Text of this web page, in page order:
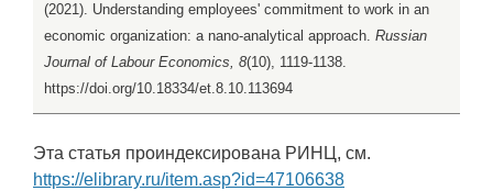
(2021). Understanding employees' commitment to work in an
economic organization: a nano-analytical approach. Russian
Journal of Labour Economics, 8(10), 1119-1138.
https://doi.org/10.18334/et.8.10.113694
Эта статья проиндексирована РИНЦ, см.
https://elibrary.ru/item.asp?id=47106638